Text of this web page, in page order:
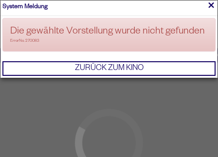
ANMELDEN
×
System Meldung
Die gewählte Vorstellung wurde nicht gefunden
ErrorNo. 270083
ZURÜCK ZUM KINO